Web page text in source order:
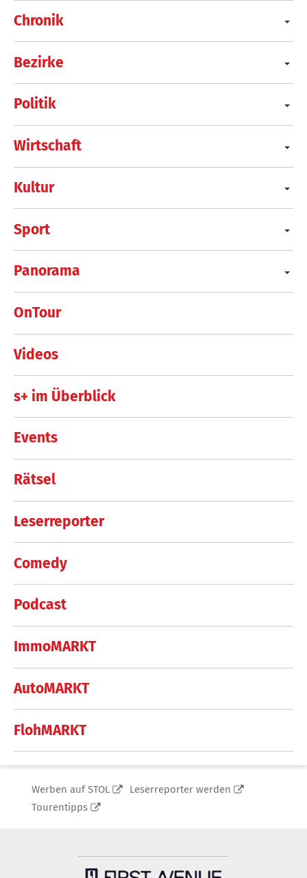
Chronik
Bezirke
Politik
Wirtschaft
Kultur
Sport
Panorama
OnTour
Videos
s+ im Überblick
Events
Rätsel
Leserreporter
Comedy
Podcast
ImmoMARKT
AutoMARKT
FlohMARKT
Werben auf STOL
Leserreporter werden
Tourentipps